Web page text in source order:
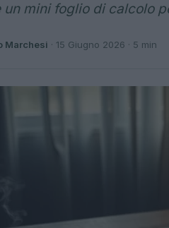
un mini foglio di calcolo
Marchesi · 15 Giugno 2026 · 5 min